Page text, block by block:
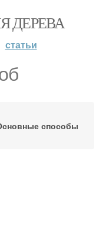
ДЕРЕВА
статьи
способы